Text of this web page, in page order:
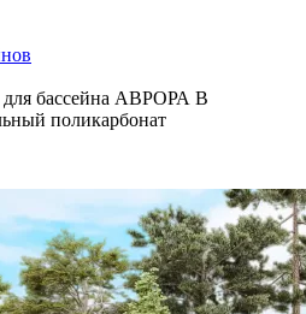
для бассейна АВРОРА В
поликарбонат